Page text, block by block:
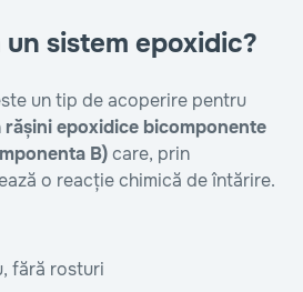
sistem epoxidic?
un tip de acoperire pentru
rășini epoxidice bicomponente
B)care, prin
o reacție chimică de întărire.
fără rosturi